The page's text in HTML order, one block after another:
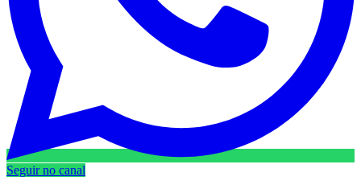
Seguir no canal